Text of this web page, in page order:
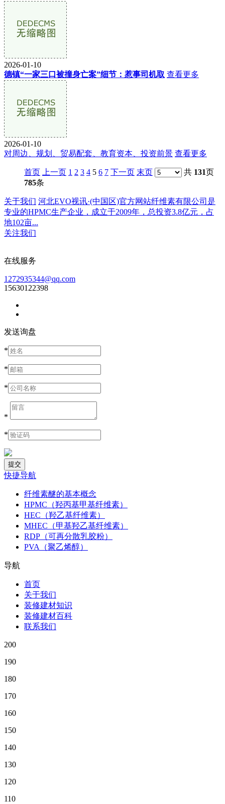
2026-01-10
德镇“一家三口被撞身亡案”细节：惹事司机取 查看更多
2026-01-10
对周边、规划、贸易配套、教育资本、投资前景 查看更多
首页 上一页 1 2 3 4 5 6 7 下一页 末页 共 131页
785条
关于我们 河北EVO视讯·(中国区)官方网站纤维素有限公司是
专业的HPMC生产企业，成立于2009年，总投资3.8亿元，占
地102亩...
关注我们
在线服务
1272935344@qq.com
15630122398
发送询盘
*
*
*
*
*
快捷导航
纤维素醚的基本概念
HPMC（羟丙基甲基纤维素）
HEC（羟乙基纤维素）
MHEC（甲基羟乙基纤维素）
RDP（可再分散乳胶粉）
PVA（聚乙烯醇）
导航
首页
关于我们
装修建材知识
装修建材百科
联系我们
200
190
180
170
160
150
140
130
120
110